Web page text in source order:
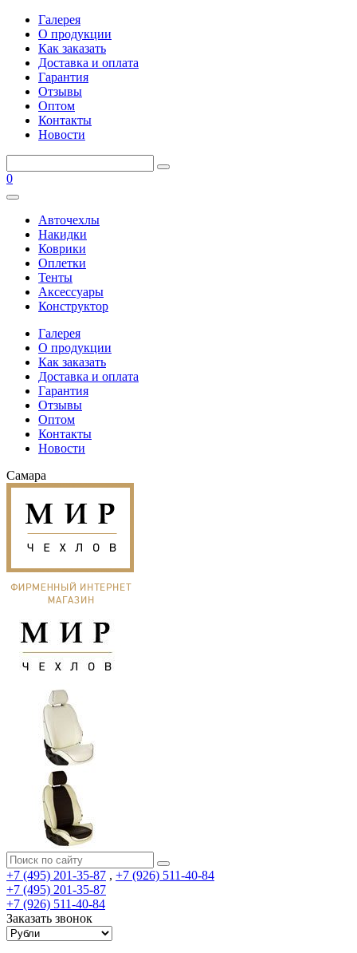
Галерея
О продукции
Как заказать
Доставка и оплата
Гарантия
Отзывы
Оптом
Контакты
Новости
0
Авточехлы
Накидки
Коврики
Оплетки
Тенты
Аксессуары
Конструктор
Галерея
О продукции
Как заказать
Доставка и оплата
Гарантия
Отзывы
Оптом
Контакты
Новости
Самара
+7 (495) 201-35-87 , +7 (926) 511-40-84
+7 (495) 201-35-87
+7 (926) 511-40-84
Заказать звонок